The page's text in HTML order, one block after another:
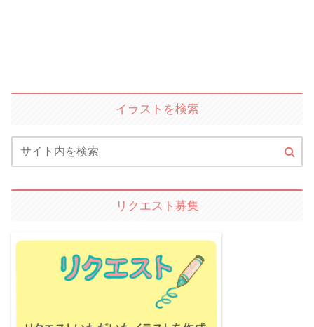
イラストを検索
リクエスト募集